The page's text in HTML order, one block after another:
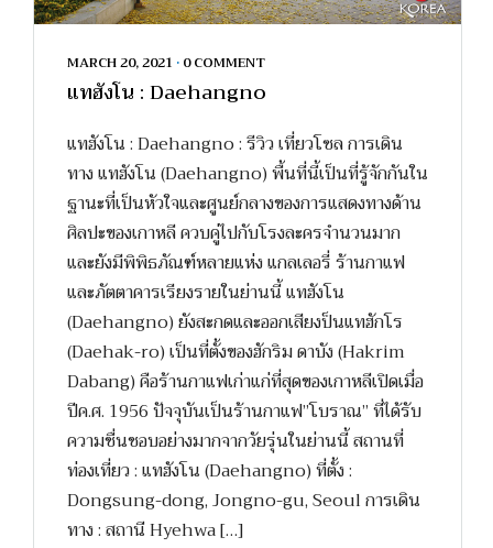
MARCH 20, 2021 • 0 COMMENT
แทฮังโน : Daehangno
แทฮังโน : Daehangno : รีวิว เที่ยวโซล การเดิน
ทาง แทฮังโน (Daehangno) พื้นที่นี้เป็นที่รู้จักกันใน
ฐานะที่เป็นหัวใจและศูนย์กลางของการแสดงทางด้าน
ศิลปะของเกาหลี ควบคู่ไปกับโรงละครจำนวนมาก
และยังมีพิพิธภัณฑ์หลายแห่ง แกลเลอรี่ ร้านกาแฟ
และภัตตาคารเรียงรายในย่านนี้ แทฮังโน
(Daehangno) ยังสะกดและออกเสียงป็นแทฮักโร
(Daehak-ro) เป็นที่ตั้งของฮักริม ดาบัง (Hakrim
Dabang) คือร้านกาแฟเก่าแก่ที่สุดของเกาหลีเปิดเมื่อ
ปีค.ศ. 1956 ปัจจุบันเป็นร้านกาแฟ”โบราณ” ที่ได้รับ
ความชื่นชอบอย่างมากจากวัยรุ่นในย่านนี้ สถานที่
ท่องเที่ยว : แทฮังโน (Daehangno) ที่ตั้ง :
Dongsung-dong, Jongno-gu, Seoul การเดิน
ทาง : สถานี Hyehwa […]